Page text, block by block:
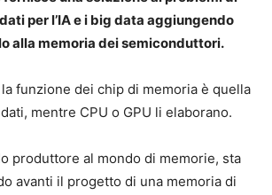
per l’IA e i big data aggiungendo
alla memoria dei semiconduttori.
funzione dei chip di memoria è quella
mentre CPU o GPU li elaborano.
produttore al mondo di memorie, sta
avanti il progetto di una memoria di